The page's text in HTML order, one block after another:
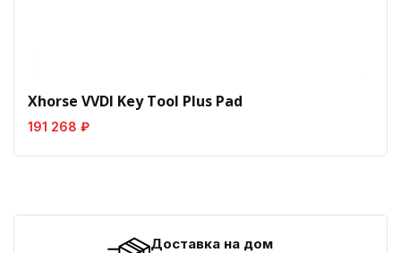
Xhorse VVDI Key Tool Plus Pad
191 268 ₽
Доставка на дом